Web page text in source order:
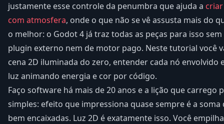
justamente esse controle da penumbra que ajuda a
com atmosfera, onde o que não se vê assusta mais do
o melhor: o Godot 4 já traz todas as peças para isso
plugin externo nem de motor pago. Neste tutorial você
cena 2D iluminada do zero, entender cada nó envolvido
luz animando energia e cor por código.
Faço software há mais de 20 anos e a lição que carrego
simples: efeito que impressiona quase sempre é a soma
bem encaixadas. Luz 2D é exatamente isso. Você